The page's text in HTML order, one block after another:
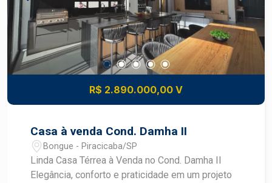
R$ 2.890.000,00 V
Casa à venda Cond. Damha II
Bongue - Piracicaba/SP
Linda Casa Térrea à Venda no Cond. Damha II
Elegância, conforto e praticidade em um projeto